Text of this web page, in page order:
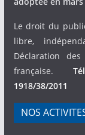
Le droit du
libre,
Déclaration
française.
1918/38/2011
NOS